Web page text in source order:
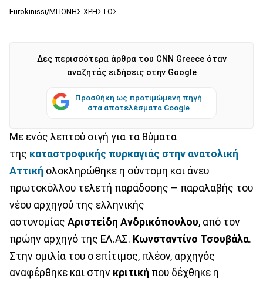
Eurokinissi/ΜΠΟΝΗΣ ΧΡΗΣΤΟΣ
Δες περισσότερα άρθρα του CNN Greece όταν
αναζητάς ειδήσεις στην Google
Προσθήκη ως προτιμώμενη πηγή
στα αποτελέσματα Google
Με ενός λεπτού σιγή για τα θύματα
της καταστροφικής πυρκαγιάς στην ανατολική
Αττική ολοκληρώθηκε η σύντομη και άνευ
πρωτοκόλλου τελετή παράδοσης – παραλαβής του
νέου αρχηγού της ελληνικής
αστυνομίας Αριστείδη Ανδρικόπουλου, από τον
πρώην αρχηγό της ΕΛ.ΑΣ. Κωνσταντίνο Τσουβάλα.
Στην ομιλία του ο επίτιμος, πλέον, αρχηγός
αναφέρθηκε και στην κριτική που δέχθηκε η